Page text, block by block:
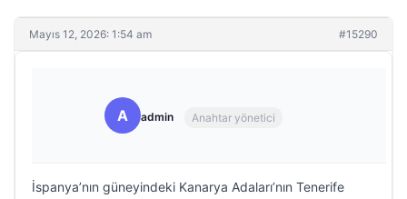
Mayıs 12, 2026: 1:54 am #15290
A admin Anahtar yönetici
İspanya’nın güneyindeki Kanarya Adaları’nın Tenerife